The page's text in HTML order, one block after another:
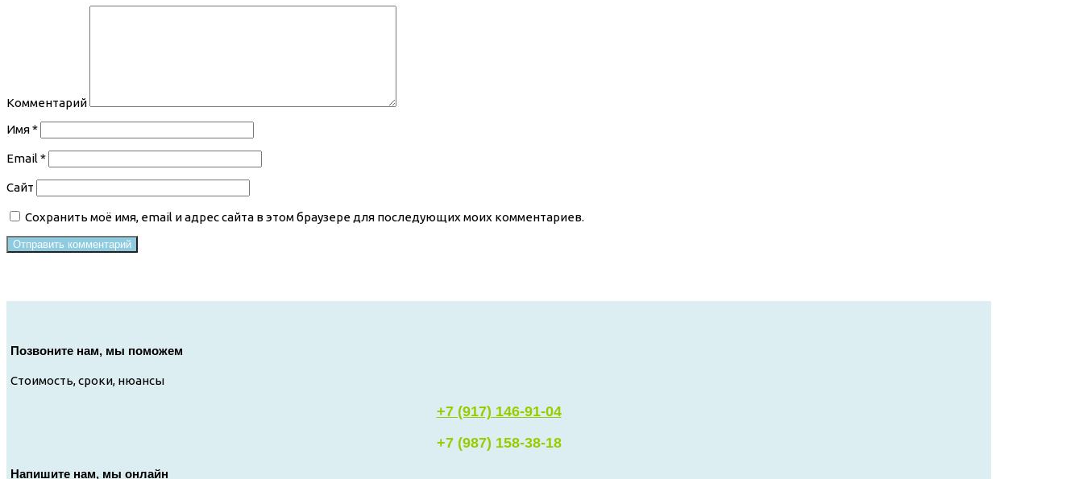
Комментарий
Имя*
Email *
Сайт
Сохранить моё имя, email и адрес сайта в этом браузере для последующих моих комментариев.
Позвоните нам, мы поможем
Стоимость, сроки, нюансы
+7 (917) 146-91-04
+7 (987) 158-38-18
Напишите нам, мы онлайн